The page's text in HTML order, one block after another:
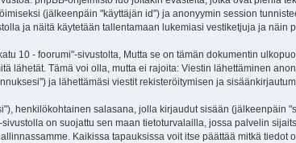
(jälkeenpäin "käyttäjän id") ja anonyymin session
ja näitä käytetään tallentamaan lukemiasi vestiketjuja ja näin
10 - foorumi"-sivustolta, Mutta se on tämän dokumentin
lähetät. Tämä voi olla, mutta ei rajoita: Viestin lähettäminen
ja lähettämäsi viestit rekisteröitymisen ja
henkilökohtainen salasana, jolla kirjaudut sisään (jälkeenpäin
on suojattu sen maan tietoturvalailla, jossa palvelin
Kaikissa tapauksissa voit itse päättää mitkä tiedot